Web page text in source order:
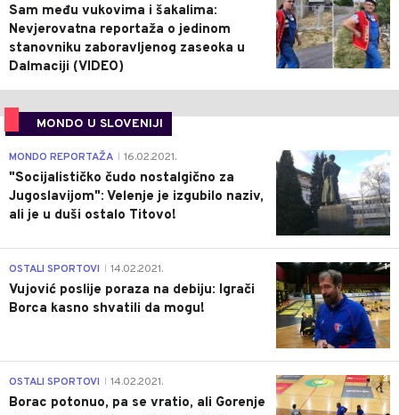
Sam među vukovima i šakalima:
Nevjerovatna reportaža o jedinom
stanovniku zaboravljenog zaseoka u
Dalmaciji (VIDEO)
MONDO U SLOVENIJI
4
MONDO REPORTAŽA 16.02.2021.
"Socijalističko čudo nostalgično za
Jugoslavijom": Velenje je izgubilo naziv,
ali je u duši ostalo Titovo!
1
OSTALI SPORTOVI 14.02.2021.
Vujović poslije poraza na debiju: Igrači
Borca kasno shvatili da mogu!
3
OSTALI SPORTOVI 14.02.2021.
Borac potonuo, pa se vratio, ali Gorenje